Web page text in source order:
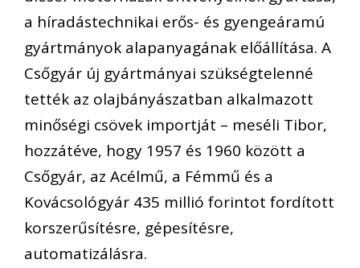
a híradástechnikai erős- és gyengeáramú
gyártmányok alapanyagának előállítása. A
Csőgyár új gyártmányai szükségtelenné
tették az olajbányászatban alkalmazott
minőségi csövek importját – meséli Tibor,
hozzátéve, hogy 1957 és 1960 között a
Csőgyár, az Acélmű, a Fémmű és a
Kovácsológyár 435 millió forintot fordított
korszerűsítésre, gépesítésre,
automatizálásra.